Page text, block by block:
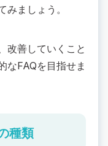
みましょう。
改善していくこと
なFAQを目指せま
種類